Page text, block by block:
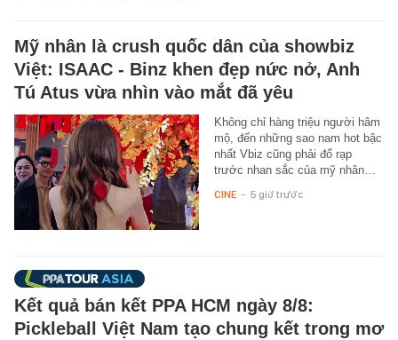
Mỹ nhân là crush quốc dân của showbiz
Việt: ISAAC - Binz khen đẹp nức nở, Anh
Tú Atus vừa nhìn vào mắt đã yêu
Không chỉ hàng triệu người hâm
mộ, đến những sao nam hot bậc
nhất Vbiz cũng phải đổ rạp
trước nhan sắc của mỹ nhân…
CINE - 5 giờ trước
Kết quả bán kết PPA HCM ngày 8/8:
Pickleball Việt Nam tạo chung kết trong mơ